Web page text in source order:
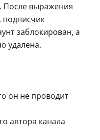
После выражения
подписчик
заблокирован, а
удалена.
он не проводит
автора канала